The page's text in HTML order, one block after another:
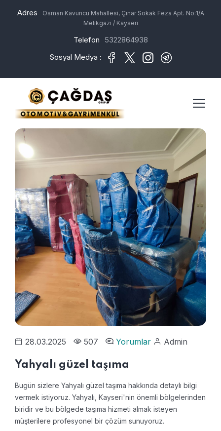
Adres
Osman Kavuncu Mahallesi, Çınar Sokak Feza Apt. No:1/A
Melikgazi / Kayseri
Telefon
5322864938
Sosyal Medya :
28.03.2025 507 Yorumlar Admin
Yahyalı güzel taşıma
Bugün sizlere Yahyalı güzel taşıma hakkında detaylı bilgi
vermek istiyoruz. Yahyalı, Kayseri'nin önemli bölgelerinden
biridir ve bu bölgede taşıma hizmeti almak isteyen
müşterilere profesyonel bir çözüm sunuyoruz.